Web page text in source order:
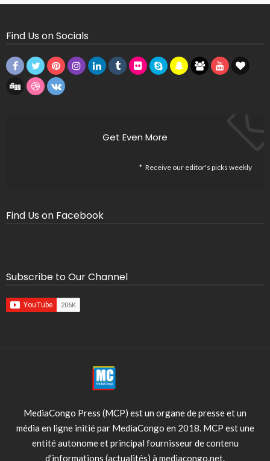
Find Us on Socials
Get Even More
Receive our editor's picks weekly
Find Us on Facebook
Subscribe to Our Channel
MediaCongo Press (MCP) est un organe de presse et un
média en ligne initié par MediaCongo en 2018. MCP est une
entité autonome et principal fournisseur de contenu
d’informations (actualités) à mediacongo.net.